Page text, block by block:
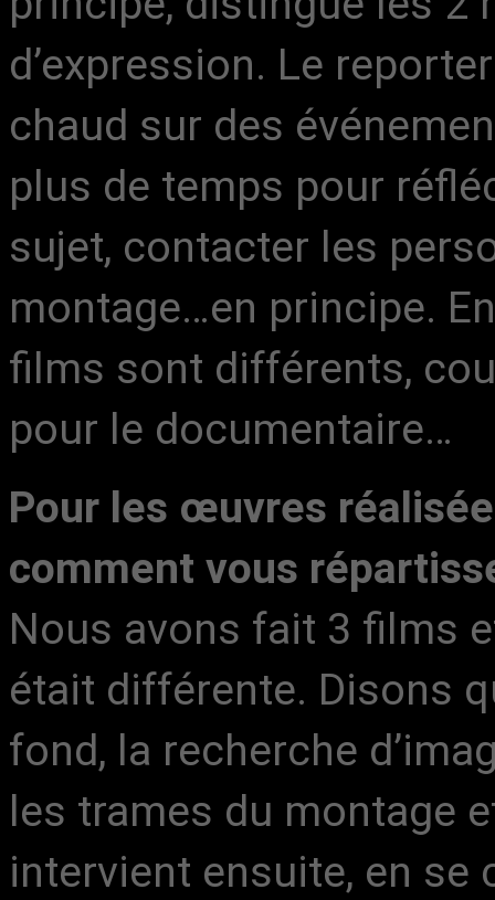
d’expression. Le
chaud sur des
plus de temps pour
sujet, contacter les
montage…en principe.
films sont différents,
pour le documentaire…
Pour les œuvres
comment vous
Nous avons fait 3 films
était différente. Disons
fond, la recherche
les trames du montage
intervient ensuite, en